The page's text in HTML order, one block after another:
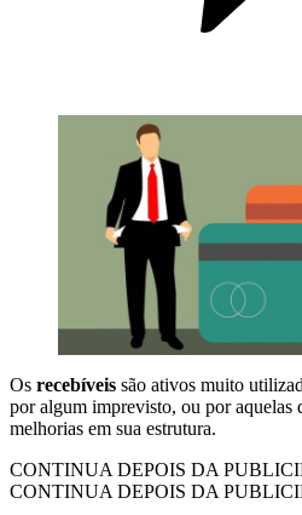
Os recebíveis são ativos muito
por algum imprevisto, ou por aquelas
melhorias em sua estrutura.
CONTINUA DEPOIS DA
CONTINUA DEPOIS DA